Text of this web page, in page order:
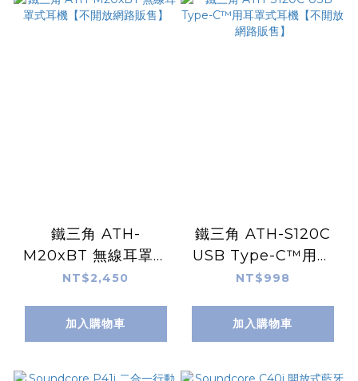
鐵三角 ATH-
M20xBT 無線耳罩式
耳機【不開放網路販
NT$2,450
加入購物車
鐵三角 ATH-S120C
USB Type-C™用耳
罩式耳機【不開放網路
NT$998
加入購物車